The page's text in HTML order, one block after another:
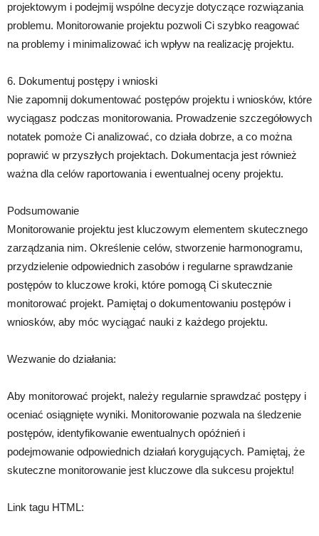
projektowym i podejmij wspólne decyzje dotyczące rozwiązania
problemu. Monitorowanie projektu pozwoli Ci szybko reagować
na problemy i minimalizować ich wpływ na realizację projektu.
6. Dokumentuj postępy i wnioski
Nie zapomnij dokumentować postępów projektu i wniosków, które
wyciągasz podczas monitorowania. Prowadzenie szczegółowych
notatek pomoże Ci analizować, co działa dobrze, a co można
poprawić w przyszłych projektach. Dokumentacja jest również
ważna dla celów raportowania i ewentualnej oceny projektu.
Podsumowanie
Monitorowanie projektu jest kluczowym elementem skutecznego
zarządzania nim. Określenie celów, stworzenie harmonogramu,
przydzielenie odpowiednich zasobów i regularne sprawdzanie
postępów to kluczowe kroki, które pomogą Ci skutecznie
monitorować projekt. Pamiętaj o dokumentowaniu postępów i
wniosków, aby móc wyciągać nauki z każdego projektu.
Wezwanie do działania:
Aby monitorować projekt, należy regularnie sprawdzać postępy i
oceniać osiągnięte wyniki. Monitorowanie pozwala na śledzenie
postępów, identyfikowanie ewentualnych opóźnień i
podejmowanie odpowiednich działań korygujących. Pamiętaj, że
skuteczne monitorowanie jest kluczowe dla sukcesu projektu!
Link tagu HTML: